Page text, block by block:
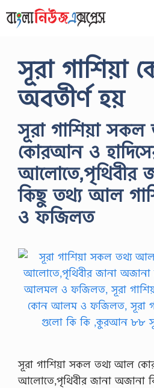
to
সূরা গাশিয়া
অবতীর্ণ হয়
সূরা গাশিয়া
কোরআন ও
আলোতে,পৃথিবীর
কিছু তথ্য আল
ও ফজিলত
সূরা গাশিয়া সকল তথ্য আল
আলোতে,পৃথিবীর জানা অজানা